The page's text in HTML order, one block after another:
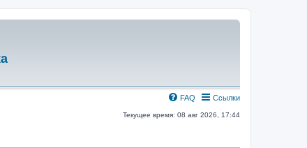
Ссылки
FAQ
Текущее время: 08 авг 2026, 17:44